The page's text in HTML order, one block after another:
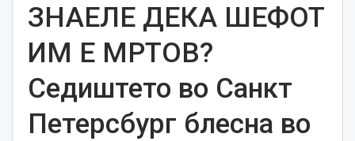
ЗНАЕЛЕ ДЕКА ШЕФОТ
ИМ Е МРТОВ?
Седиштето во Санкт
Петерсбург блесна во